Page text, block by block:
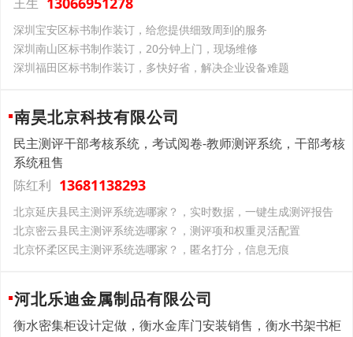
深圳宝安区标书制作装订，给您提供细致周到的服务
深圳南山区标书制作装订，20分钟上门，现场维修
深圳福田区标书制作装订，多快好省，解决企业设备难题
南昊北京科技有限公司
民主测评干部考核系统，考试阅卷-教师测评系统，干部考核
系统租售
陈红利 13681138293
北京延庆县民主测评系统选哪家？，实时数据，一键生成测评报告
北京密云县民主测评系统选哪家？，测评项和权重灵活配置
北京怀柔区民主测评系统选哪家？，匿名打分，信息无痕
河北乐迪金属制品有限公司
衡水密集柜设计定做，衡水金库门安装销售，衡水书架书柜